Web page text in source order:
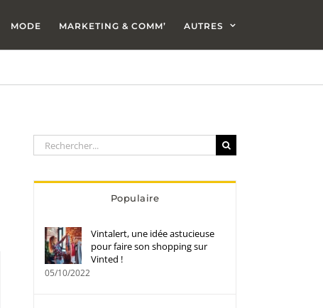
MODE MARKETING & COMM’ AUTRES
Rechercher:
Populaire
Vintalert, une idée astucieuse
pour faire son shopping sur
Vinted !
05/10/2022